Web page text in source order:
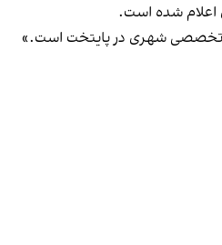
تخصصی شهری در پایتخت است.»